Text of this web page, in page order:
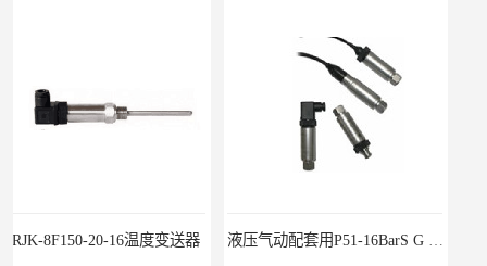
液压气动配套用P51-16BarS G -A-MD-20MA 压力变送器